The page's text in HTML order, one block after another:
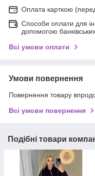
Оплата карткою
Способи оплати для
допомогою
Всі умови оплати
Умови повернення
Повернення товару
Всі умови повернення
Подібні товари